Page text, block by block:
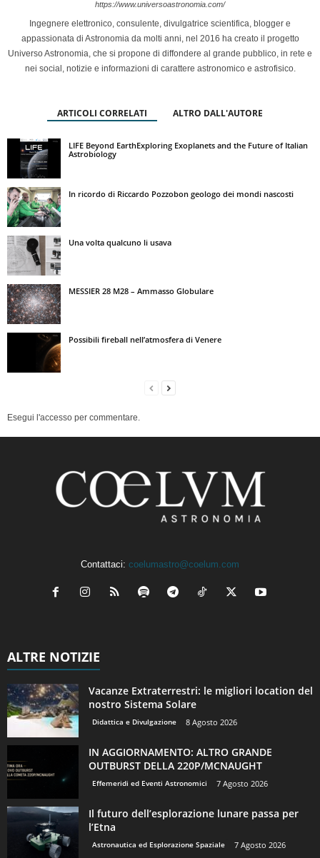
https://www.universoastronomia.com/
Ingegnere elettronico, consulente, divulgatrice scientifica, blogger e
appassionata di Astronomia da molti anni, nel 2016 ha creato il progetto
Universo Astronomia, che si propone di diffondere al grande pubblico, in rete e
nei social, notizie e informazioni di carattere astronomico e astrofisico.
ARTICOLI CORRELATI ALTRO DALL'AUTORE
LIFE Beyond EarthExploring Exoplanets and the Future of Italian
Astrobiology
In ricordo di Riccardo Pozzobon geologo dei mondi nascosti
Una volta qualcuno li usava
MESSIER 28 M28 – Ammasso Globulare
Possibili fireball nell’atmosfera di Venere
Esegui l'accesso per commentare.
Contattaci: coelumastro@coelum.com
ALTRE NOTIZIE
Vacanze Extraterrestri: le migliori location del
nostro Sistema Solare
Didattica e Divulgazione 8 Agosto 2026
IN AGGIORNAMENTO: ALTRO GRANDE
OUTBURST DELLA 220P/MCNAUGHT
Effemeridi ed Eventi Astronomici 7 Agosto 2026
Il futuro dell’esplorazione lunare passa per
l’Etna
Astronautica ed Esplorazione Spaziale 7 Agosto 2026